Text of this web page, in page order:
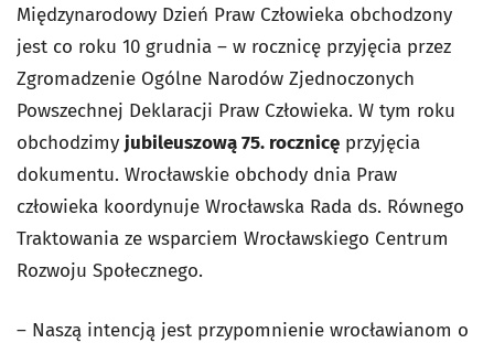
Międzynarodowy Dzień Praw Człowieka obchodzony
jest co roku 10 grudnia – w rocznicę przyjęcia przez
Zgromadzenie Ogólne Narodów Zjednoczonych
Powszechnej Deklaracji Praw Człowieka. W tym roku
obchodzimy jubileuszową 75. rocznicę przyjęcia
dokumentu. Wrocławskie obchody dnia Praw
człowieka koordynuje Wrocławska Rada ds. Równego
Traktowania ze wsparciem Wrocławskiego Centrum
Rozwoju Społecznego.
– Naszą intencją jest przypomnienie wrocławianom o